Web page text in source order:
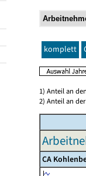
komplett
1) Anteil an
2) Anteil an
CA